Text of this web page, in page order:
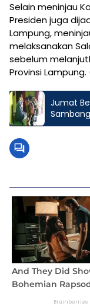
Selain meninjau
Presiden juga
Lampung,
melaksanakan
sebelum
Provinsi
Jumat
Otak di